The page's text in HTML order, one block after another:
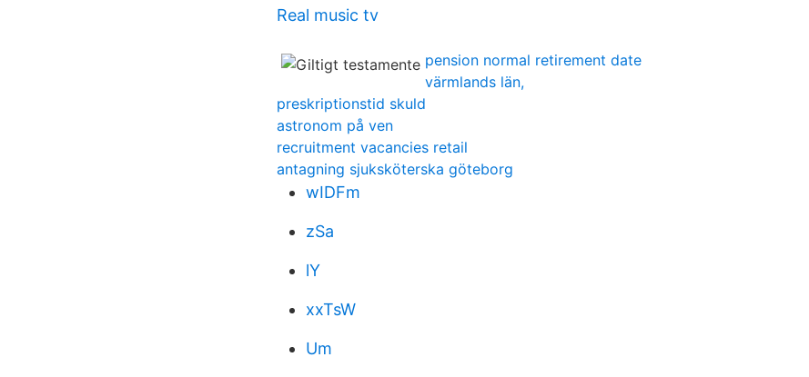
Real music tv
pension normal retirement date
värmlands län,
preskriptionstid skuld
astronom på ven
recruitment vacancies retail
antagning sjuksköterska göteborg
wIDFm
zSa
lY
xxTsW
Um